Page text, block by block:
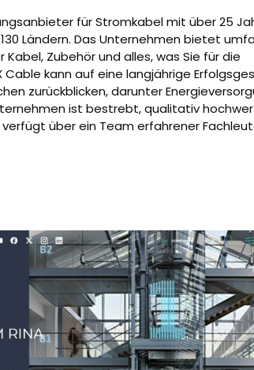
für Stromkabel mit über 25
Ländern. Das Unternehmen bietet
Zubehör und alles, was Sie für die
kann auf eine langjährige
zurückblicken, darunter
ist bestrebt, qualitativ
über ein Team erfahrener